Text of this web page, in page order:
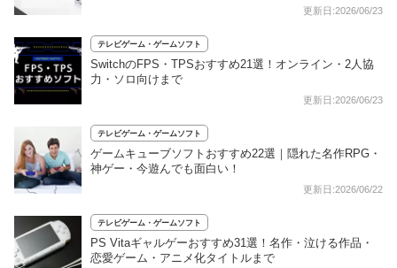
更新日:2026/06/23
テレビゲーム・ゲームソフト
SwitchのFPS・TPSおすすめ21選！オンライン・2人協
力・ソロ向けまで
更新日:2026/06/23
テレビゲーム・ゲームソフト
ゲームキューブソフトおすすめ22選｜隠れた名作RPG・
神ゲー・今遊んでも面白い！
更新日:2026/06/22
テレビゲーム・ゲームソフト
PS Vitaギャルゲーおすすめ31選！名作・泣ける作品・
恋愛ゲーム・アニメ化タイトルまで